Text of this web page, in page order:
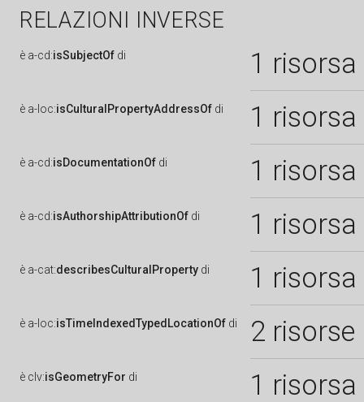
RELAZIONI INVERSE
è a-cd:isSubjectOf di 1 risorsa
è a-loc:isCulturalPropertyAddressOf di 1 risorsa
è a-cd:isDocumentationOf di 1 risorsa
è a-cd:isAuthorshipAttributionOf di 1 risorsa
è a-cat:describesCulturalProperty di 1 risorsa
è a-loc:isTimeIndexedTypedLocationOf di 2 risorse
è clv:isGeometryFor di 1 risorsa